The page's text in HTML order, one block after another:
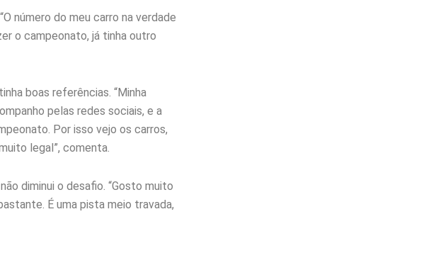
número do meu carro na verdade
o campeonato, já tinha outro
boas referências. “Minha
pelas redes sociais, e a
Por isso vejo os carros,
legal”, comenta.
diminui o desafio. “Gosto muito
É uma pista meio travada,